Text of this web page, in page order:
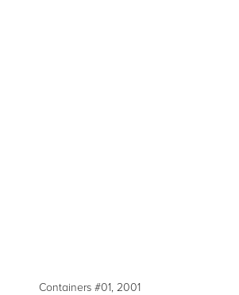
Containers #01, 2001